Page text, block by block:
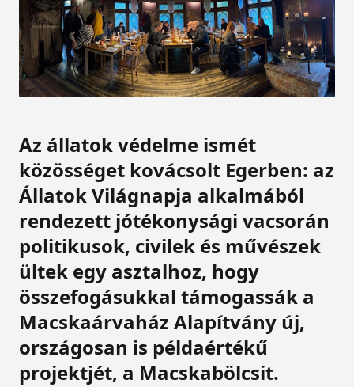
Az állatok védelme ismét
közösséget kovácsolt Egerben: az
Állatok Világnapja alkalmából
rendezett jótékonysági vacsorán
politikusok, civilek és művészek
ültek egy asztalhoz, hogy
összefogásukkal támogassák a
Macskaárvaház Alapítvány új,
országosan is példaértékű
projektjét, a Macskabölcsit.